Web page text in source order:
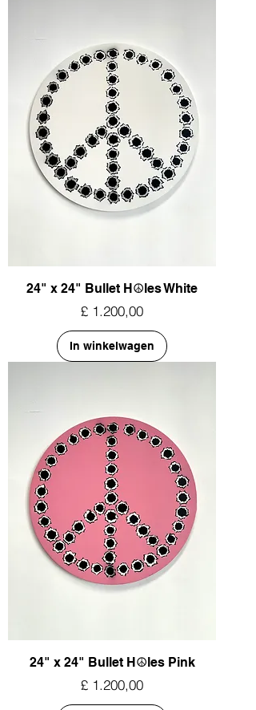
24" x 24" Bullet H☮︎les White
Prijs
£ 1.200,00
In winkelwagen
24" x 24" Bullet H☮︎les Pink
Prijs
£ 1.200,00